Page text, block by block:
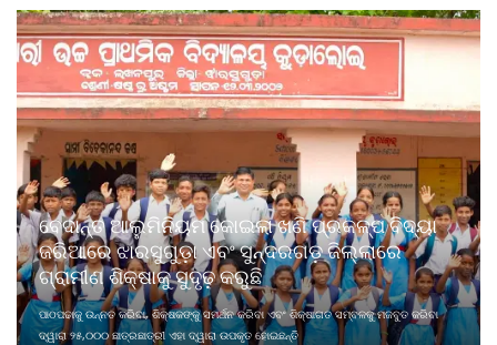
ବେଦାନ୍ତ ଆଲୁମିନିୟମ କୋଇଲା ଖଣି ପ୍ରକଳ୍ପ ବିଦ୍ୟା
ଜରିଆରେ ଝାରସୁଗୁଡ଼ା ଏବଂ ସୁନ୍ଦରଗଡ଼ ଜିଲ୍ଲାରେ
ଗ୍ରାମୀଣ ଶିକ୍ଷାକୁ ସୁଦୃଢ଼ କରୁଛି
ପାଠପଢାକୁ ଉନ୍ନତ କରିବା, ଶିକ୍ଷକଙ୍କୁ ସମର୍ଥନ କରିବା ଏବଂ ଶିକ୍ଷାଗତ ସମ୍ବଳକୁ ମଜବୁତ କରିବା
ଦ୍ୱାରା ୨୫,୦୦୦ ଛାତ୍ରଛାତ୍ରୀ ଏହା ଦ୍ୱାରା ଉପକୃତ ହୋଇଛନ୍ତି